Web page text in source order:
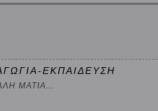
ΕΚΠΑΙΔΕΥΣΗ
ΜΑΤΙΑ...